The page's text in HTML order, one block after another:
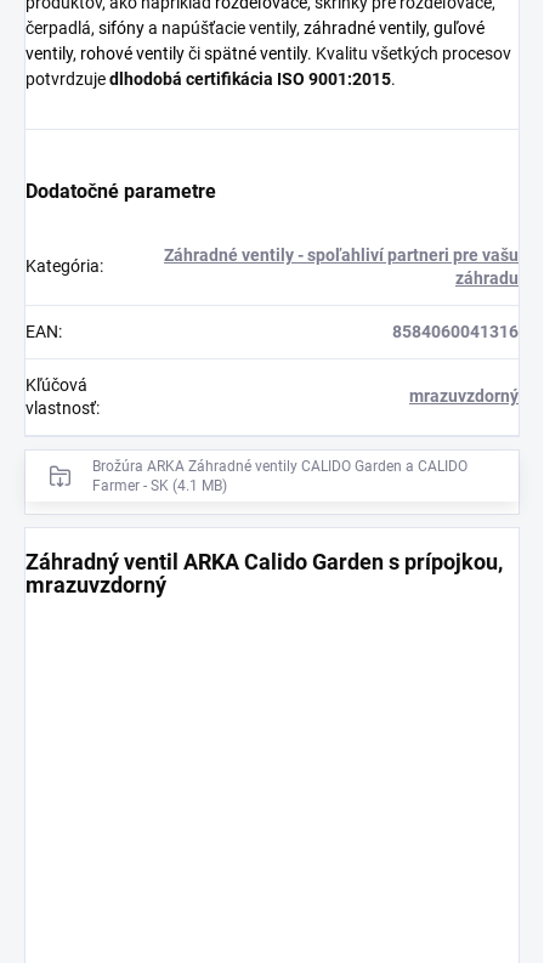
čerpadlá, sifónya napúšťacie ventily, záhradné ventily, guľové
ventily, rohové ventilyčispätné ventily. Kvalitu všetkých procesov
potvrdzujedlhodobá certifikácia ISO 9001:2015.
Dodatočné parametre
Kategória:
Záhradné ventily - spoľahliví partneri pre vašu
záhradu
EAN: 8584060041316
Kľúčová
vlastnosť:
mrazuvzdorný
Brožúra ARKA Záhradné ventily CALIDO Garden a CALIDO
Farmer - SK (4.1 MB)
Záhradný ventil ARKA Calido Garden s prípojkou,
mrazuvzdorný